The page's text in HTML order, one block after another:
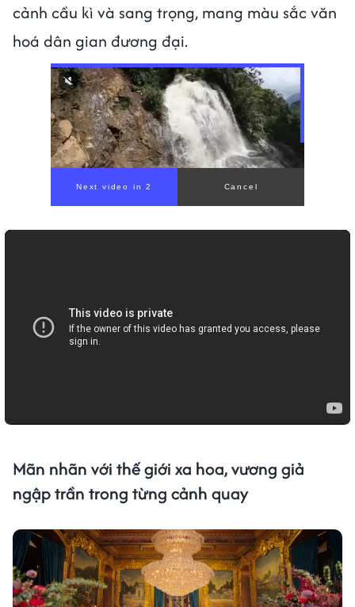
cảnh cầu kì và sang trọng, mang màu sắc văn
hoá dân gian đương đại.
Mãn nhãn với thế giới xa hoa, vương giả
ngập trần trong từng cảnh quay